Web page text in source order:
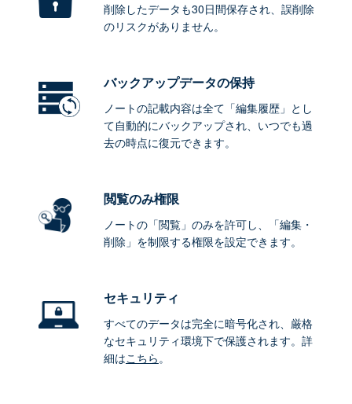
削除したデータも30日間保存され、誤削除
のリスクがありません。
バックアップデータの保持
ノートの記載内容は全て「編集履歴」とし
て自動的にバックアップされ、いつでも過
去の時点に復元できます。
閲覧のみ権限
ノートの「閲覧」のみを許可し、「編集・
削除」を制限する権限を設定できます。
セキュリティ
すべてのデータは完全に暗号化され、厳格
なセキュリティ環境下で保護されます。詳
細はこちら。